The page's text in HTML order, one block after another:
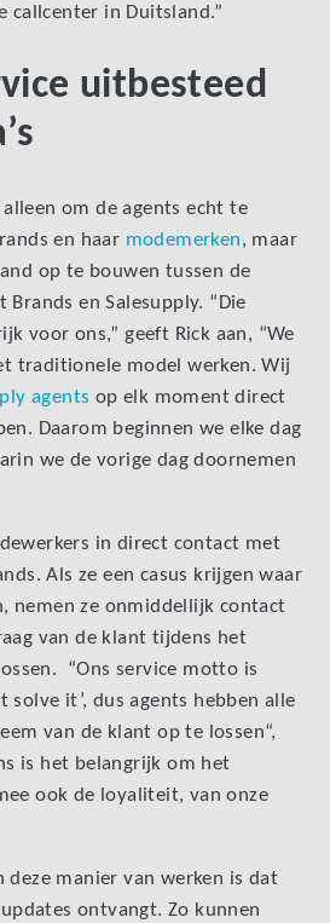
callcenter in Duitsland.”
uitbesteed
om de agents echt te
en haar modemerken, maar
op te bouwen tussen de
Brands en Salesupply. “Die
voor ons,” geeft Rick aan, “We
traditionele model werken. Wij
agents op elk moment direct
Daarom beginnen we elke dag
we de vorige dag doornemen
in direct contact met
Als ze een casus krijgen waar
nemen ze onmiddellijk contact
van de klant tijdens het
“Ons service motto is
solve it’, dus agents hebben alle
van de klant op te lossen“,
is het belangrijk om het
ook de loyaliteit, van onze
deze manier van werken is dat
ontvangt. Zo kunnen